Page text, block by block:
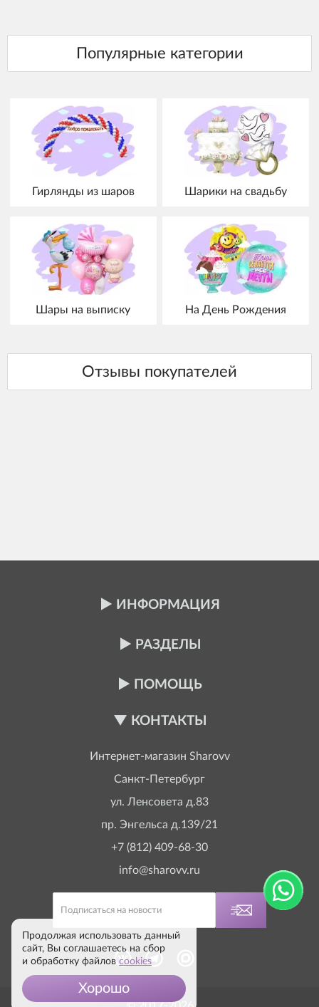
Гирлянды из шаров Шарики на свадьбу
Шары на выписку На День Рождения
ИНФОРМАЦИЯ
РАЗДЕЛЫ
ПОМОЩЬ
КОНТАКТЫ
Интернет-магазин Sharovv
Санкт-Петербург
ул. Ленсовета д.83
пр. Энгельса д.139/21
+7 (812) 409-68-30
info@sharovv.ru
Продолжая использовать данный
сайт, Вы соглашаетесь на сбор
и обработку файлов cookies
Хорошо